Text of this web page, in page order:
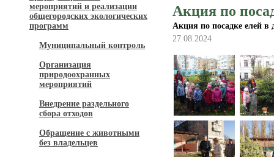
мероприятий и реализации
общегородских экологических
программ
Муниципальный контроль
Организация
природоохранных
мероприятий
Внедрение раздельного
сбора отходов
Обращение с животными
без владельцев
Акция по
Акция по посадке елей в
27.08.2024